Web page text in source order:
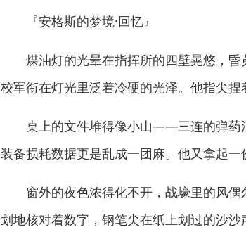
『安格斯的梦境·回忆』
煤油灯的光晕在指挥所的四壁晃悠，昏
校军衔在灯光里泛着冷硬的光泽。他指尖捏
桌上的文件堆得像小山——三连的弹药消
装备损耗数据更是乱成一团麻。他又拿起一
窗外的夜色浓得化不开，战壕里的风偶
划地核对着数字，钢笔尖在纸上划过的沙